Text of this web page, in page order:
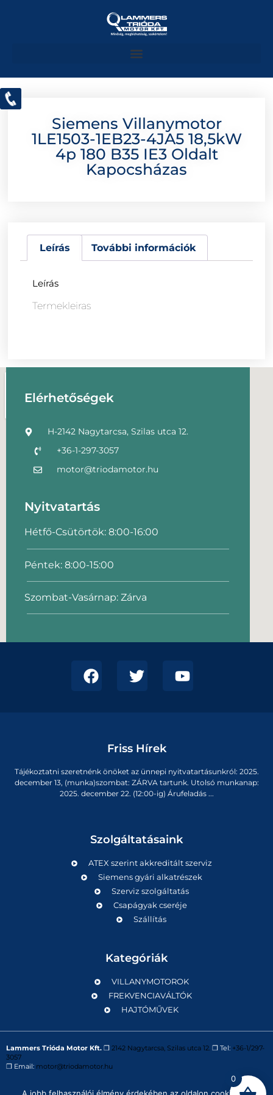
Siemens Villanymotor
1LE1503-1EB23-4JA5 18,5kW
4p 180 B35 IE3 Oldalt
Kapocsházas
Leírás További információk
Leírás
Termekleiras
Elérhetőségek
H-2142 Nagytarcsa, Szilas utca 12.
+36-1-297-3057
motor@triodamotor.hu
Nyitvatartás
Hétfő-Csütörtök: 8:00-16:00
Péntek: 8:00-15:00
Szombat-Vasárnap: Zárva
Friss Hírek
Tájékoztatni szeretnénk önöket az ünnepi nyitvatartásunkról: 2025.
december 13, (munka)szombat: ZÁRVA tartunk. Utolsó munkanap:
2025. december 22. (12:00-ig) Árufeladás ...
Szolgáltatásaink
ATEX szerint akkreditált szerviz
Siemens gyári alkatrészek
Szerviz szolgáltatás
Csapágyak cseréje
Szállítás
Kategóriák
VILLANYMOTOROK
FREKVENCIAVÁLTÓK
HAJTÓMŰVEK
Lammers Trióda Motor Kft. ❒ 2142 Nagytarcsa, Szilas utca 12. ❒ Tel: +36-1/297-
3057
❒ Email: motor@triodamotor.hu
0